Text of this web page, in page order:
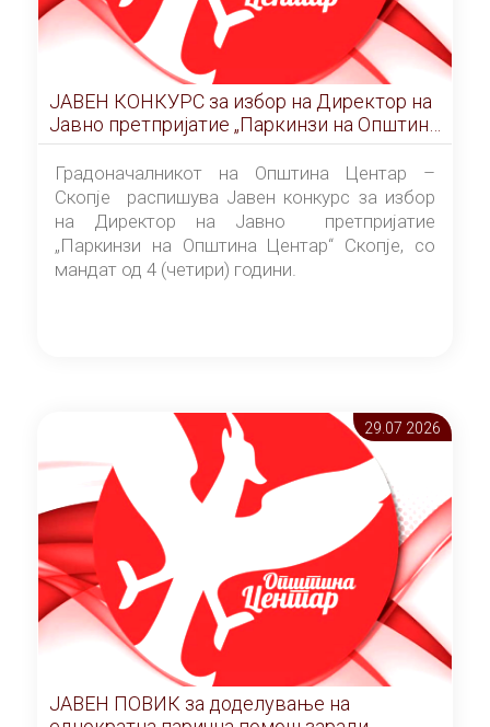
ЈАВЕН КОНКУРС за избор на Директор на
Јавно претпријатие „Паркинзи на Општина
Центар“ – Скопје
Градоначалникот на Општина Центар –
Скопје распишува Јавен конкурс за избор
на Директор на Јавно претпријатие
„Паркинзи на Општина Центар“ Скопје, со
мандат од 4 (четири) години.
29.07 2026
ЈАВЕН ПОВИК за доделување на